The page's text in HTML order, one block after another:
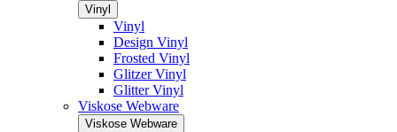
Vinyl
Vinyl
Design Vinyl
Frosted Vinyl
Glitzer Vinyl
Glitter Vinyl
Viskose Webware
Viskose Webware